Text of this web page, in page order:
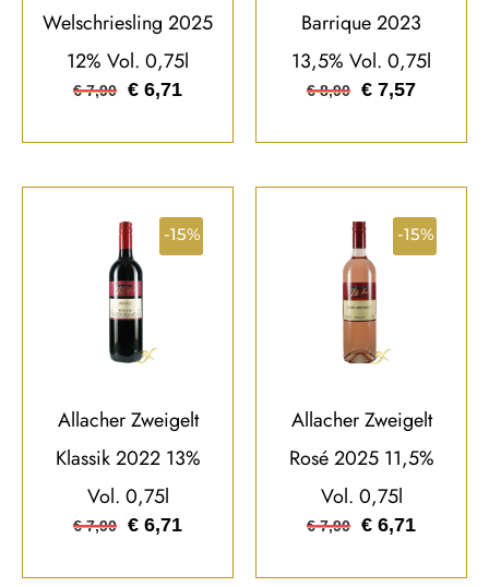
Welschriesling 2025
12% Vol. 0,75l
€7,90 € 6,71
Barrique 2023
13,5% Vol. 0,75l
€8,90 € 7,57
-15%
Allacher Zweigelt
Klassik 2022 13%
Vol. 0,75l
€7,90 € 6,71
-15%
Allacher Zweigelt
Rosé 2025 11,5%
Vol. 0,75l
€7,90 € 6,71